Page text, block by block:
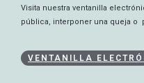
Visita nuestra ventanilla
pública, interponer una queja o
VENTANILLA